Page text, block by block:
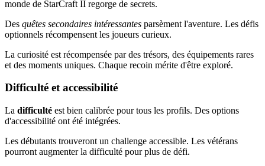
monde de StarCraft II regorge de secrets.
Des quêtes secondaires intéressantes parsèment l'aventure. Les défis
optionnels récompensent les joueurs curieux.
La curiosité est récompensée par des trésors, des équipements rares
et des moments uniques. Chaque recoin mérite d'être exploré.
Difficulté et accessibilité
La difficulté est bien calibrée pour tous les profils. Des options
d'accessibilité ont été intégrées.
Les débutants trouveront un challenge accessible. Les vétérans
pourront augmenter la difficulté pour plus de défi.